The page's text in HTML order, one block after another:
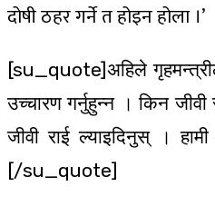
दोषी ठहर गर्ने त होइन होला ।’
[su_quote]अहिले
उच्चारण गर्नुहुन्न । किन जीवी
जीवी राई ल्याइदिनुस् ।
[/su_quote]